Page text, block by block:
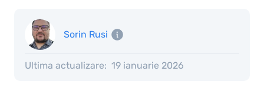
Sorin Rusi
Ultima actualizare: 19 ianuarie 2026